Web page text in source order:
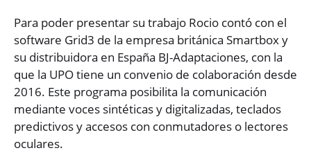
Para poder presentar su trabajo Rocio contó con el
software Grid3 de la empresa británica Smartbox y
su distribuidora en España BJ-Adaptaciones, con la
que la UPO tiene un convenio de colaboración desde
2016. Este programa posibilita la comunicación
mediante voces sintéticas y digitalizadas, teclados
predictivos y accesos con conmutadores o lectores
oculares.